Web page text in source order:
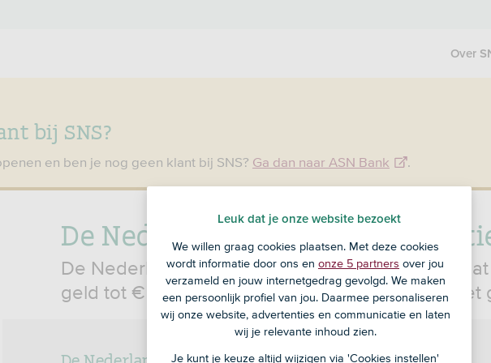
bij SNS?
en ben je nog geen klant bij SNS? Ga dan naar ASN Bank .
Over
De Nederlandse
De Nederlandse Depositogarantie garandeert
geld tot € 100.000 terugkrijgt als een bank failliet
Leuk dat je onze website bezoekt
We willen graag cookies plaatsen. Met deze cookies
wordt informatie door ons en onze 5 partners over jou
verzameld en jouw internetgedrag gevolgd. We maken
een persoonlijk profiel van jou. Daarmee personaliseren
wij onze website, advertenties en communicatie en laten
wij je relevante inhoud zien.
Je kunt je keuze altijd wijzigen via 'Cookies instellen'